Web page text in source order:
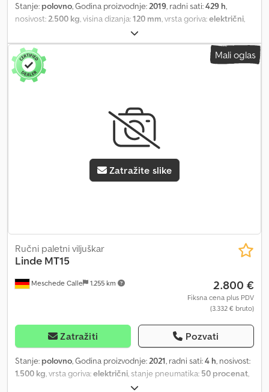
Stanje: polovno, Godina proizvodnje:2019, radni sati:429 h,
nosivost:2.500 kg, visina dizanja:120 mm, vrsta goriva:električni,
, stanje pneumatika:
prazna masa vozila:798 kg, ukupna dužina:2.391 mm, boja:ostalo,
Specijalna oprema: početno podizanje. Opis specijalne opreme:
tandem točkovi, električno upravljanje, električna kočnica, vučna
poluga upravljiva sa svih strana, mini displej, ISM modul. Opis: novi
Mali oglas
Zatražite slike
Meschede Calle 1.255 km
Ručni paletni viljuškar
Linde MT15
2.800 €
Fiksna cena plus PDV
(3.332 € bruto)
Zatražiti Pozvati
Stanje: polovno, Godina proizvodnje:2021, radni sati:4 h, nosivost:
1.500 kg, vrsta goriva:električni, stanje pneumatika: 50 procenat,
, Opis: Vozilo je UVV provereno. Pre isporuke, mašina